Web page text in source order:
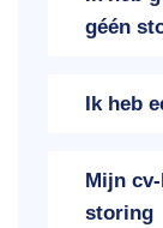
géén
Ik heb
Mijn
storing